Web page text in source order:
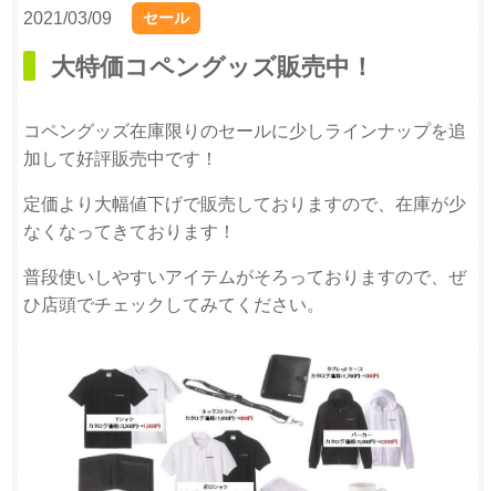
2021/03/09 セール
大特価コペングッズ販売中！
コペングッズ在庫限りのセールに少しラインナップを追
加して好評販売中です！
定価より大幅値下げで販売しておりますので、在庫が少
なくなってきております！
普段使いしやすいアイテムがそろっておりますので、ぜ
ひ店頭でチェックしてみてください。